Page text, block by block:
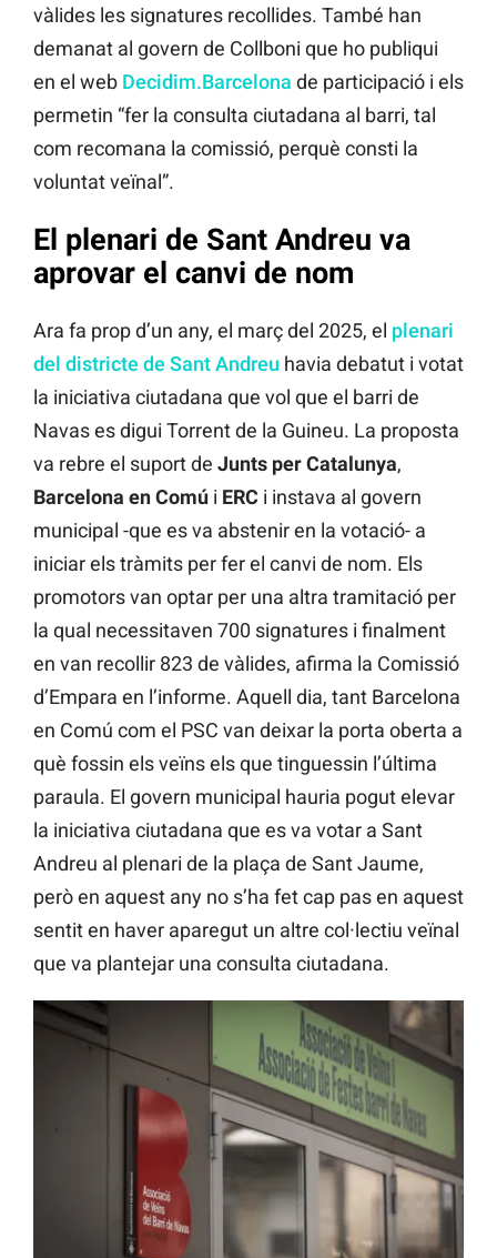
vàlides les signatures recollides. També han
demanat al govern de Collboni que ho publiqui
en el web Decidim.Barcelona de participació i els
permetin “fer la consulta ciutadana al barri, tal
com recomana la comissió, perquè consti la
voluntat veïnal”.
El plenari de Sant Andreu va
aprovar el canvi de nom
Ara fa prop d’un any, el març del 2025, el plenari
del districte de Sant Andreu havia debatut i votat
la iniciativa ciutadana que vol que el barri de
Navas es digui Torrent de la Guineu. La proposta
va rebre el suport de Junts per Catalunya,
Barcelona en Comú i ERC i instava al govern
municipal -que es va abstenir en la votació- a
iniciar els tràmits per fer el canvi de nom. Els
promotors van optar per una altra tramitació per
la qual necessitaven 700 signatures i finalment
en van recollir 823 de vàlides, afirma la Comissió
d’Empara en l’informe. Aquell dia, tant Barcelona
en Comú com el PSC van deixar la porta oberta a
què fossin els veïns els que tinguessin l’última
paraula. El govern municipal hauria pogut elevar
la iniciativa ciutadana que es va votar a Sant
Andreu al plenari de la plaça de Sant Jaume,
però en aquest any no s’ha fet cap pas en aquest
sentit en haver aparegut un altre col·lectiu veïnal
que va plantejar una consulta ciutadana.